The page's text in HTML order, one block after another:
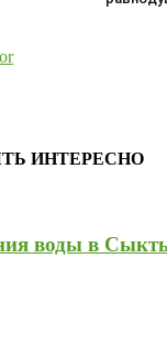
ИНТЕРЕСНО
воды в